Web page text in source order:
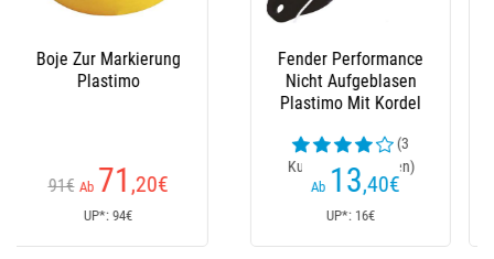
Bugschutz Plastimo
Couronne
Ab 31€
UP*: 32€
Boje Plastimo
Hartplastik
Kundenrezensionen)
11,20 €
UP*: 13€